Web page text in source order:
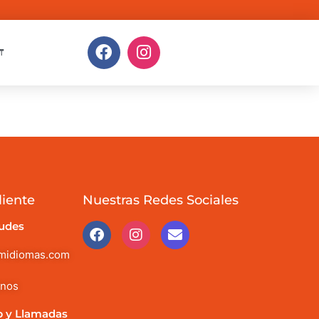
y Llamadas
Nuestras Redes Sociales